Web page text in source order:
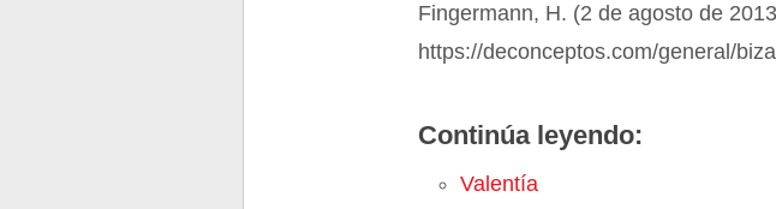
Fingermann, H. (2 de agosto de
https://deconceptos.com/general/
Continúa leyendo:
Valentía